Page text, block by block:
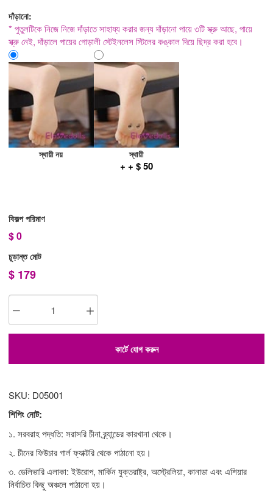
দাঁড়ানো:
* পুতুলটিকে নিজে নিজে দাঁড়াতে সাহায্য করার জন্য দাঁড়ানো পায়ে ৩টি স্ক্রু আছে, পায়ে
স্ক্রু নেই, দাঁড়ালে পায়ের গোড়ালী স্টেইনলেস স্টিলের কঙ্কাল দিয়ে ছিদ্র করা হবে।
স্থায়ী নয় স্থায়ী
+ + $ 50
বিকল্প পরিমাণ
$0
চূড়ান্ত মোট
$ 179
কার্টে যোগ করুন
SKU: D05001
শিপিং নোট:
১. সরবরাহ পদ্ধতি: সরাসরি চীনা ব্র্যান্ডের কারখানা থেকে।
২. চীনের ফিউচার গার্ল ফ্যাক্টরি থেকে পাঠানো হয়।
৩. ডেলিভারি এলাকা: ইউরোপ, মার্কিন যুক্তরাষ্ট্র, অস্ট্রেলিয়া, কানাডা এবং এশিয়ার
নির্বাচিত কিছু অঞ্চলে পাঠানো হয়।